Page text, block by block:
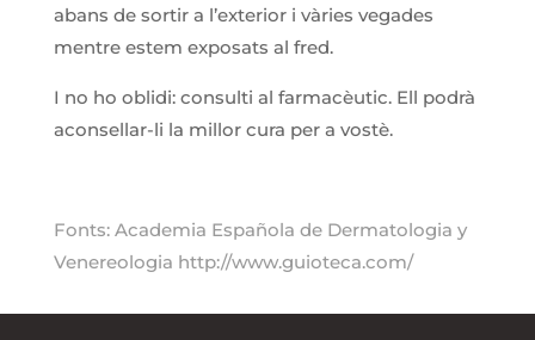
abans de sortir a l’exterior i vàries vegades
mentre estem exposats al fred.
I no ho oblidi: consulti al farmacèutic. Ell podrà
aconsellar-li la millor cura per a vostè.
Fonts: Academia Española de Dermatologia y
Venereologia http://www.guioteca.com/